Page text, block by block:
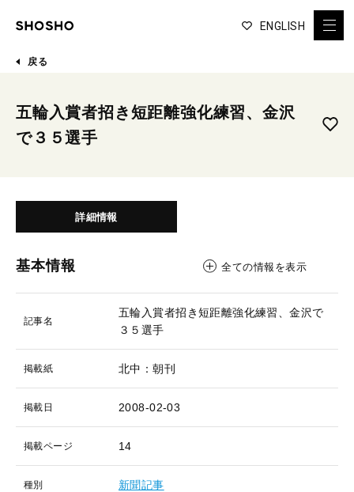
ENGLISH
戻る
五輪入賞者招き短距離強化練習、金沢
で３５選手
詳細情報
基本情報 全ての情報を表示
記事名
五輪入賞者招き短距離強化練習、金沢で
３５選手
掲載紙 北中：朝刊
掲載日 2008-02-03
掲載ページ 14
種別 新聞記事